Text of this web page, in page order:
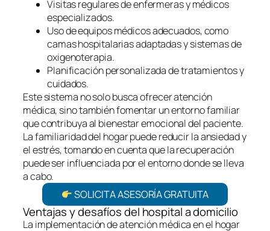
Visitas regulares de enfermeras y médicos
especializados.
Uso de equipos médicos adecuados, como
camas hospitalarias adaptadas y sistemas de
oxigenoterapia.
Planificación personalizada de tratamientos y
cuidados.
Este sistema no solo busca ofrecer atención
médica, sino también fomentar un entorno familiar
que contribuya al bienestar emocional del paciente.
La familiaridad del hogar puede reducir la ansiedad y
el estrés, tomando en cuenta que la recuperación
puede ser influenciada por el entorno donde se lleva
a cabo.
SOLICITA ASESORÍA GRATUITA
Ventajas y desafíos del hospital a domicilio
La implementación de atención médica en el hogar